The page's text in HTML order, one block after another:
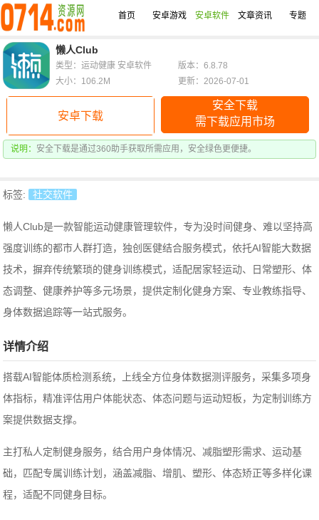
首页 安卓游戏 安卓软件 文章资讯 专题
懒人Club
安卓下载
安全下载
需下载应用市场
说明： 安全下载是通过360助手获取所需应用，安全绿色更便捷。
类型：运动健康 安卓软件
版本：6.8.78
大小：106.2M
更新：2026-07-01
标签: 社交软件
懒人Club是一款智能运动健康管理软件，专为没时间健身、难以坚持高
强度训练的都市人群打造，独创医健结合服务模式，依托AI智能大数据
技术，摒弃传统繁琐的健身训练模式，适配居家轻运动、日常塑形、体
态调整、健康养护等多元场景，提供定制化健身方案、专业教练指导、
身体数据追踪等一站式服务。
详情介绍
搭载AI智能体质检测系统，上线全方位身体数据测评服务，采集多项身
体指标，精准评估用户体能状态、体态问题与运动短板，为定制训练方
案提供数据支撑。
主打私人定制健身服务，结合用户身体情况、减脂塑形需求、运动基
础，匹配专属训练计划，涵盖减脂、增肌、塑形、体态矫正等多样化课
程，适配不同健身目标。